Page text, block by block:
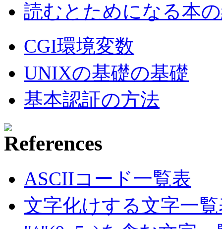
読むとためになる本
CGI環境変数
UNIXの基礎の基礎
基本認証の方法
ASCIIコード一覧表
文字化けする文字一